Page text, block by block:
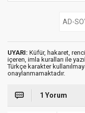
UYARI: Küfür, hakaret,
içeren, imla kuralları ile
Türkçe karakter
onaylanmamaktadır.
1 Yorum